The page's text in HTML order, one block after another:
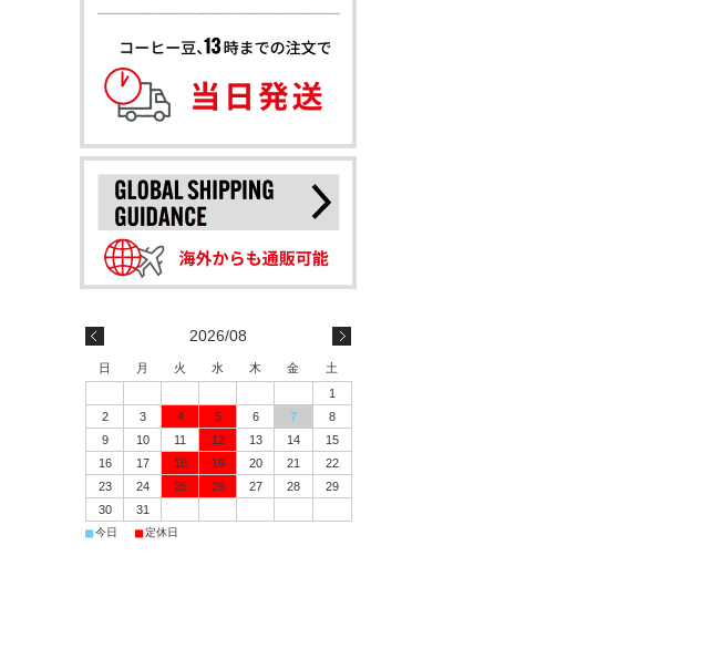
2026/08
日 月 火 水 木 金
土
1
2
3 4 5 6 7
8
9
10 11 12 13 14
15
16
17 18 19 20 21
22
23
24 25 26 27 28
29
30
31
■今日 ■定休日